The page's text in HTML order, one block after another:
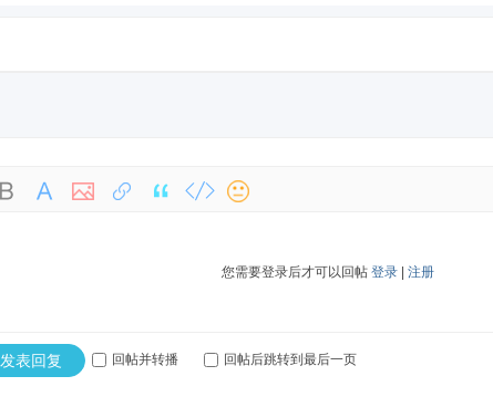
您需要登录后才可以回帖 登录 注册
发表回复 回帖并转播 回帖后跳转到最后一页